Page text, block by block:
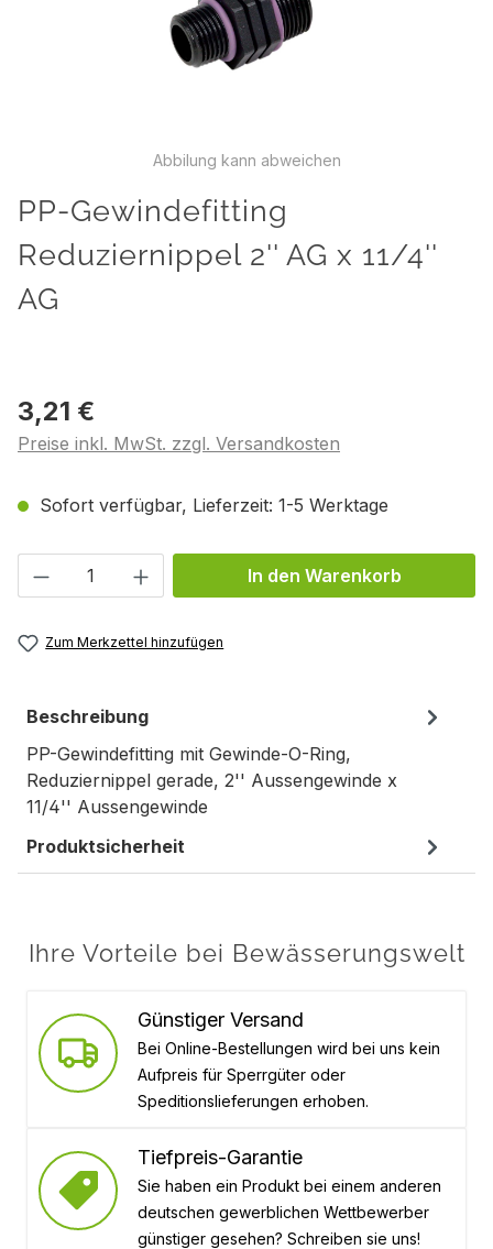
Abbilung kann abweichen
PP-Gewindefitting
Reduziernippel 2'' AG x 11/4''
AG
3,21 €
Preise inkl. MwSt. zzgl. Versandkosten
Sofort verfügbar, Lieferzeit: 1-5 Werktage
Produkt Anzahl: Gib den gewünschten
In den Warenkorb
Zum Merkzettel hinzufügen
Beschreibung
PP-Gewindefitting mit Gewinde-O-Ring,
Reduziernippel gerade, 2'' Aussengewinde x
11/4'' Aussengewinde
Produktsicherheit
Ihre Vorteile bei Bewässerungswelt
Günstiger Versand
Bei Online-Bestellungen wird bei uns kein
Aufpreis für Sperrgüter oder
Speditionslieferungen erhoben.
Tiefpreis-Garantie
Sie haben ein Produkt bei einem anderen
deutschen gewerblichen Wettbewerber
günstiger gesehen? Schreiben sie uns!